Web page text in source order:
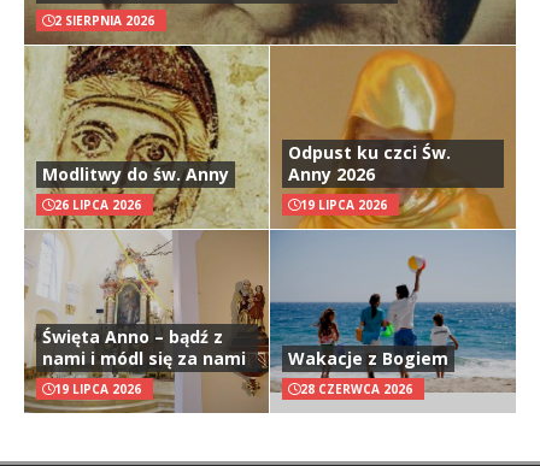
2 SIERPNIA 2026
Modlitwy do św. Anny
26 LIPCA 2026
Odpust ku czci Św.
Anny 2026
19 LIPCA 2026
Święta Anno – bądź z
nami i módl się za nami
19 LIPCA 2026
Wakacje z Bogiem
28 CZERWCA 2026